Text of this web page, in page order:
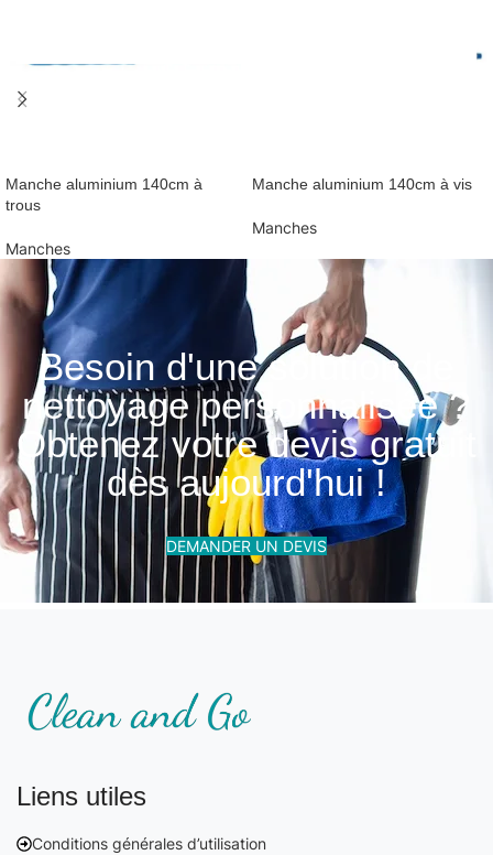
Manche aluminium 140cm à
trous
Manches
Manche aluminium 140cm à vis
Manches
Besoin d'une solution de
nettoyage personnalisée ?
Obtenez votre devis gratuit
dès aujourd'hui !
DEMANDER UN DEVIS
Liens utiles
Conditions générales d’utilisation